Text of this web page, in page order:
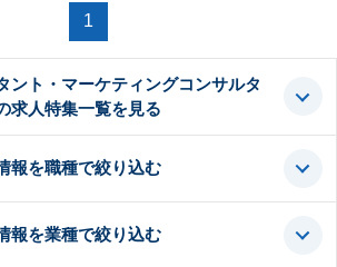
1
ント・マーケティングコンサルタ
求人特集一覧を見る
報を職種で絞り込む
報を業種で絞り込む